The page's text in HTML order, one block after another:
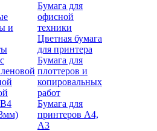
и
Бумага для
офисной
техники
Цветная бумага
для принтера
Бумага для
плоттеров и
копировальных
работ
Бумага для
принтеров А4,
А3